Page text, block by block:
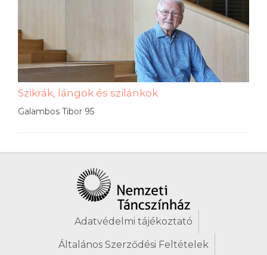
Szikrák, lángok és szilánkok
Galambos Tibor 95
Adatvédelmi tájékoztató
Általános Szerződési Feltételek